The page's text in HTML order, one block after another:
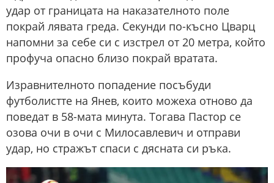
удар от границата на наказателното поле
покрай лявата греда. Секунди по-късно Цварц
напомни за себе си с изстрел от 20 метра, който
профуча опасно близо покрай вратата.
Изравнителното попадение посъбуди
футболистте на Янев, които можеха отново да
поведат в 58-мата минута. Тогава Пастор се
озова очи в очи с Милосавлевич и отправи
удар, но стражът спаси с дясната си ръка.